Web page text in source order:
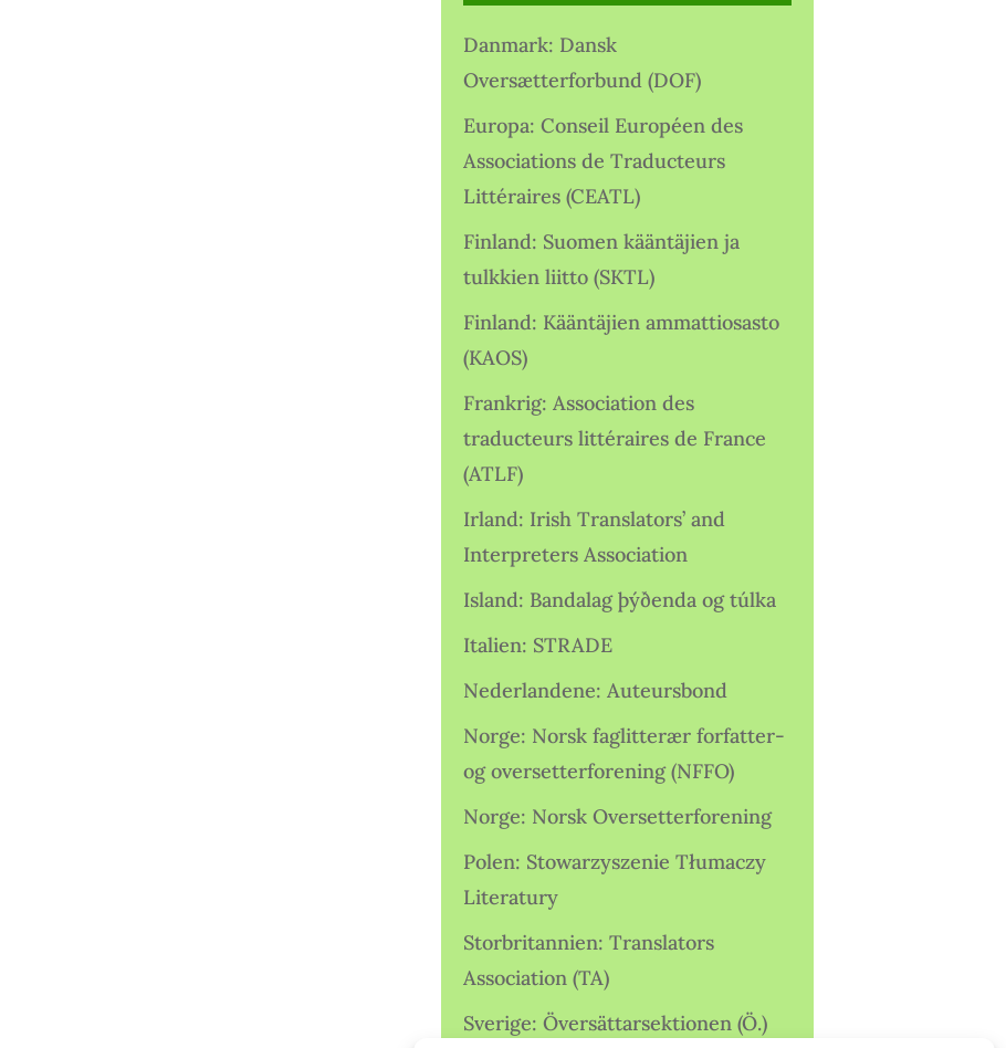
Danmark: Dansk
Oversætterforbund (DOF)
Europa: Conseil Européen des
Associations de Traducteurs
Littéraires (CEATL)
Finland: Suomen kääntäjien ja
tulkkien liitto (SKTL)
Finland: Kääntäjien ammattiosasto
(KAOS)
Frankrig: Association des
traducteurs littéraires de France
(ATLF)
Irland: Irish Translators’ and
Interpreters Association
Island: Bandalag þýðenda og túlka
Italien: STRADE
Nederlandene: Auteursbond
Norge: Norsk faglitterær forfatter-
og oversetterforening (NFFO)
Norge: Norsk Oversetterforening
Polen: Stowarzyszenie Tłumaczy
Literatury
Storbritannien: Translators
Association (TA)
Sverige: Översättarsektionen (Ö.)